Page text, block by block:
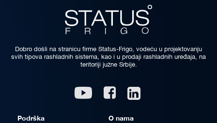
Dobro došli na stranicu firme Status-Frigo, vodeću u projektovanju
svih tipova rashladnih sistema, kao i u prodaji rashladnih uređaja, na
teritoriji južne Srbije.
Youtube Facebook
Podrška O nama